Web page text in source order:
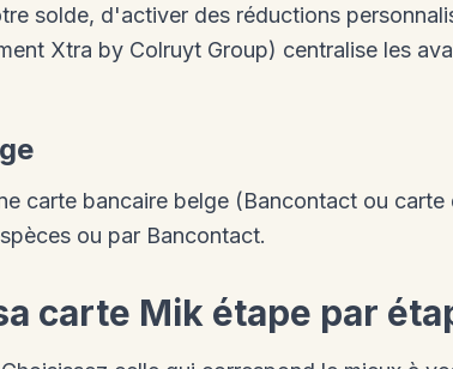
solde, d'activer des réductions
Xtra by Colruyt Group) centralise les
carte bancaire belge (Bancontact ou carte
ou par Bancontact.
carte Mik étape par